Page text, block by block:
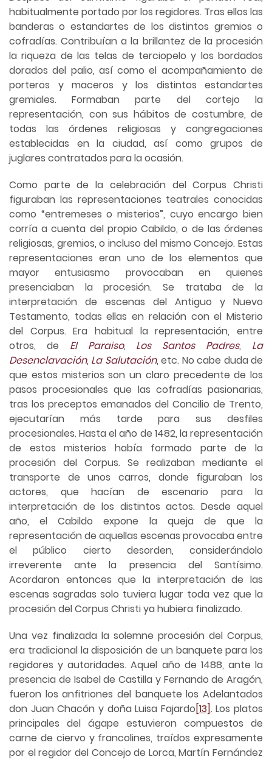
habitualmente portado por los regidores. Tras ellos las
banderas o estandartes de los distintos gremios o
cofradías. Contribuían a la brillantez de la procesión
la riqueza de las telas de terciopelo y los bordados
dorados del palio, así como el acompañamiento de
porteros y maceros y los distintos estandartes
gremiales. Formaban parte del cortejo la
representación, con sus hábitos de costumbre, de
todas las órdenes religiosas y congregaciones
establecidas en la ciudad, así como grupos de
juglares contratados para la ocasión.
Como parte de la celebración del Corpus Christi
figuraban las representaciones teatrales conocidas
como “entremeses o misterios”, cuyo encargo bien
corría a cuenta del propio Cabildo, o de las órdenes
religiosas, gremios, o incluso del mismo Concejo. Estas
representaciones eran uno de los elementos que
mayor entusiasmo provocaban en quienes
presenciaban la procesión. Se trataba de la
interpretación de escenas del Antiguo y Nuevo
Testamento, todas ellas en relación con el Misterio
del Corpus. Era habitual la representación, entre
otros, de El Paraiso, Los Santos Padres, La
Desenclavación, La Salutación, etc. No cabe duda de
que estos misterios son un claro precedente de los
pasos procesionales que las cofradías pasionarias,
tras los preceptos emanados del Concilio de Trento,
ejecutarían más tarde para sus desfiles
procesionales. Hasta el año de 1482, la representación
de estos misterios había formado parte de la
procesión del Corpus. Se realizaban mediante el
transporte de unos carros, donde figuraban los
actores, que hacían de escenario para la
interpretación de los distintos actos. Desde aquel
año, el Cabildo expone la queja de que la
representación de aquellas escenas provocaba entre
el público cierto desorden, considerándolo
irreverente ante la presencia del Santísimo.
Acordaron entonces que la interpretación de las
escenas sagradas solo tuviera lugar toda vez que la
procesión del Corpus Christi ya hubiera finalizado.
Una vez finalizada la solemne procesión del Corpus,
era tradicional la disposición de un banquete para los
regidores y autoridades. Aquel año de 1488, ante la
presencia de Isabel de Castilla y Fernando de Aragón,
fueron los anfitriones del banquete los Adelantados
don Juan Chacón y doña Luisa Fajardo[13]. Los platos
principales del ágape estuvieron compuestos de
carne de ciervo y francolines, traídos expresamente
por el regidor del Concejo de Lorca, Martín Fernández